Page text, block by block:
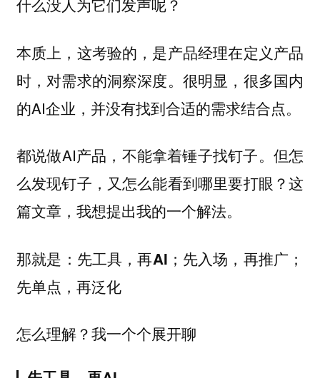
什么没人为它们发声呢？
本质上，这考验的，是产品经理在定义产品
时，对需求的洞察深度。很明显，很多国内
的AI企业，并没有找到合适的需求结合点。
都说做AI产品，不能拿着锤子找钉子。但怎
么发现钉子，又怎么能看到哪里要打眼？这
篇文章，我想提出我的一个解法。
那就是： 先工具，再AI；先入场，再推广；
先单点，再泛化
怎么理解？我一个个展开聊